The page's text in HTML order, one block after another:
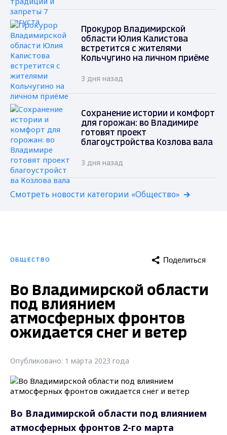
Прокурор Владимирской
области Юлия Калистова
встретится с жителями
Кольчугино на личном приёме
3 дня назад
Сохранение истории и комфорт
для горожан: во Владимире
готовят проект
благоустройства Козлова вала
3 дня назад
Смотреть новости категории «Общество»
ОБЩЕСТВО Поделиться
Во Владимирской области
под влиянием
атмосферных фронтов
ожидается снег и ветер
Опубликовано: 1 марта 2023 года
Во Владимирской области под влиянием
атмосферных фронтов 2-го марта